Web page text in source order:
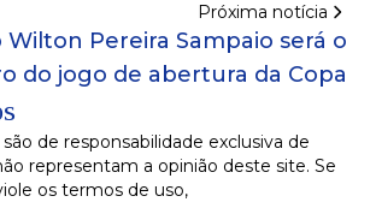
Próxima notícia
Wilton Pereira Sampaio será o
do jogo de abertura da Copa
de responsabilidade exclusiva de
representam a opinião deste site. Se
os termos de uso,